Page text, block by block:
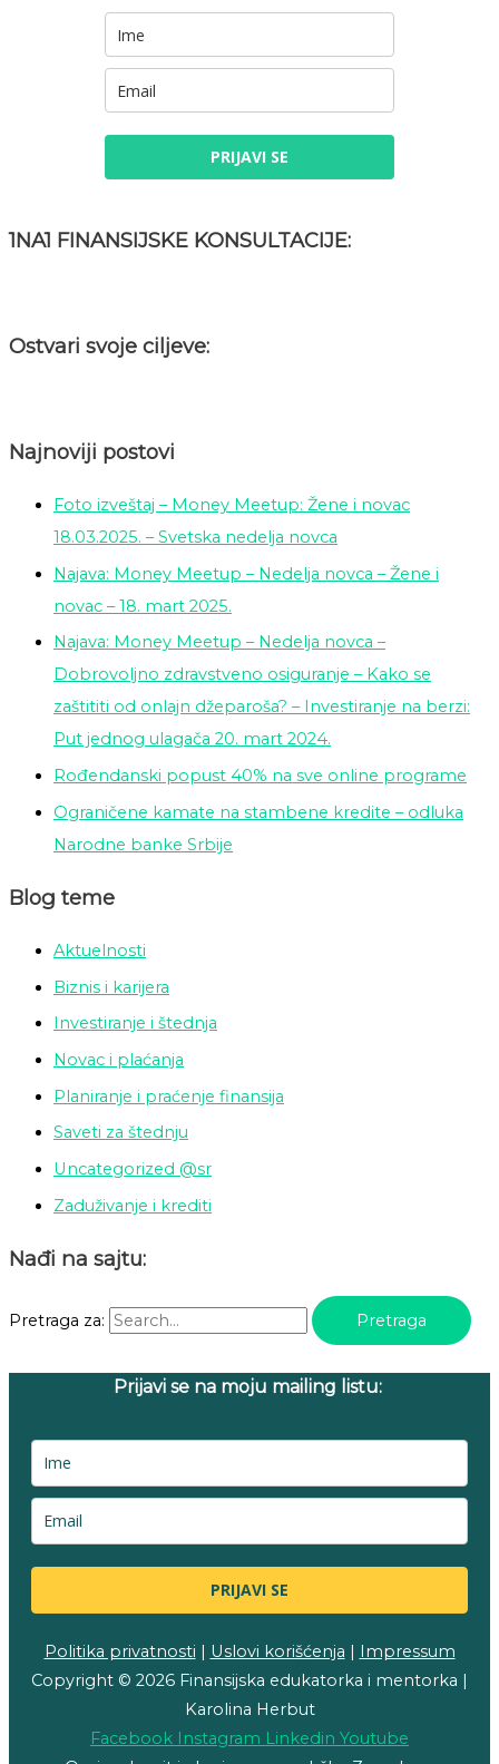
PRIJAVI SE
1NA1 FINANSIJSKE KONSULTACIJE:
Ostvari svoje ciljeve:
Najnoviji postovi
Foto izveštaj – Money Meetup: Žene i novac
18.03.2025. – Svetska nedelja novca
Najava: Money Meetup – Nedelja novca – Žene i
novac – 18. mart 2025.
Najava: Money Meetup – Nedelja novca –
Dobrovoljno zdravstveno osiguranje – Kako se
zaštititi od onlajn džeparoša? – Investiranje na berzi:
Put jednog ulagača 20. mart 2024.
Rođendanski popust 40% na sve online programe
Ograničene kamate na stambene kredite – odluka
Narodne banke Srbije
Blog teme
Aktuelnosti
Biznis i karijera
Investiranje i štednja
Novac i plaćanja
Planiranje i praćenje finansija
Saveti za štednju
Uncategorized @sr
Zaduživanje i krediti
Nađi na sajtu:
Pretraga za:
Prijavi se na moju mailing listu:
PRIJAVI SE
Politika privatnosti Uslovi korišćenja
Impressum
Copyright © 2026 Finansijska edukatorka i mentorka |
Karolina Herbut
Facebook
Instagram Linkedin Youtube